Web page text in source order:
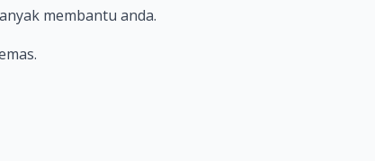
membantu anda.